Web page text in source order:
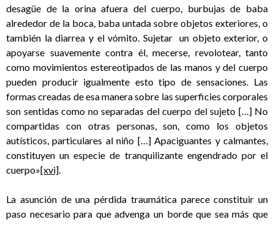
desagüe de la orina afuera del cuerpo, burbujas de baba
alrededor de la boca, baba untada sobre objetos exteriores, o
también la diarrea y el vómito. Sujetar un objeto exterior, o
apoyarse suavemente contra él, mecerse, revolotear, tanto
como movimientos estereotipados de las manos y del cuerpo
pueden producir igualmente esto tipo de sensaciones. Las
formas creadas de esa manera sobre las superficies corporales
son sentidas como no separadas del cuerpo del sujeto […] No
compartidas con otras personas, son, como los objetos
autísticos, particulares al niño […] Apaciguantes y calmantes,
constituyen un especie de tranquilizante engendrado por el
cuerpo»[xvi].
La asunción de una pérdida traumática parece constituir un
paso necesario para que advenga un borde que sea más que